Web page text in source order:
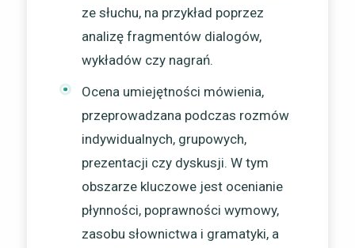
ze słuchu, na przykład poprzez
analizę fragmentów dialogów,
wykładów czy nagrań.
Ocena umiejętności mówienia,
przeprowadzana podczas rozmów
indywidualnych, grupowych,
prezentacji czy dyskusji. W tym
obszarze kluczowe jest ocenianie
płynności, poprawności wymowy,
zasobu słownictwa i gramatyki, a